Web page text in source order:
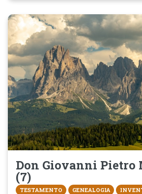
Don Giovanni Pietro
(7)
TESTAMENTO GENEALOGIA